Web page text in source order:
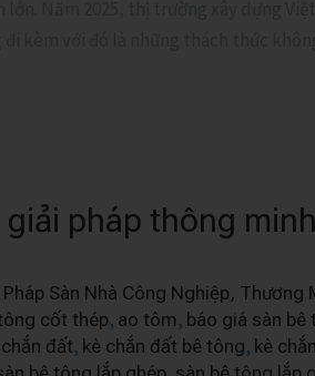
pháp thông minh
Pháp Sàn Nhà Công Nghiệp, Thương
cốt thép, ao tôm , báo giá sàn bê
đất, kè chắn đất bê tông, kè